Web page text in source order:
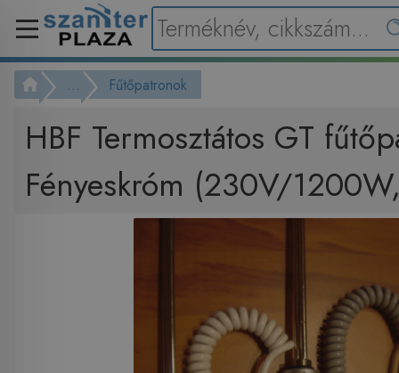
... Fűtőpatronok
HBF Termosztátos GT
Fényeskróm (230V/